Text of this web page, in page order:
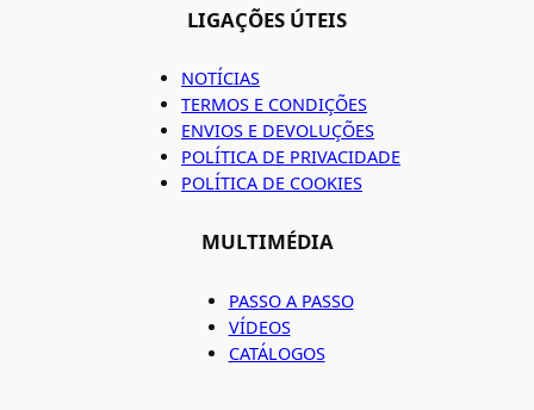
LIGAÇÕES ÚTEIS
NOTÍCIAS
TERMOS E CONDIÇÕES
ENVIOS E DEVOLUÇÕES
POLÍTICA DE PRIVACIDADE
POLÍTICA DE COOKIES
MULTIMÉDIA
PASSO A PASSO
VÍDEOS
CATÁLOGOS